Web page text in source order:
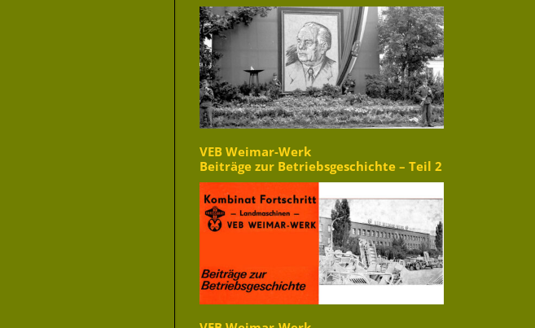
VEB Weimar-Werk
Beiträge zur Betriebsgeschichte – Teil 2